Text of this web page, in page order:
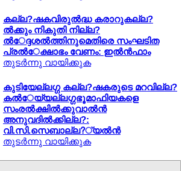
കല്ല?ഷകവിരുല്‍ദ്ധ കരാറുകല്ല?
ല്‍ക്കും നികുതി നില്ല?
ല്‍േദ്ദശല്‍ത്തിനുമെതിരെ സംഘടിത
പ്രല്‍േക്ഷാഭം വേണം: ഇല്‍ന്‍ഫാം
തുടര്‍ന്നു വായിക്കുക
കുടിയേല്ലഗ്ഗ കല്ല?ഷകരുടെ മറവില്ല?
കല്‍േയ്യല്ലഗ്ഗഭൂമാഫിയകളെ
സംരല്‍ക്ഷില്‍ക്കുവാല്‍ന്‍
അനുവദില്‍ക്കില്ല?:
വി.സി.സെബാല്ല?്യല്‍ന്‍
തുടര്‍ന്നു വായിക്കുക